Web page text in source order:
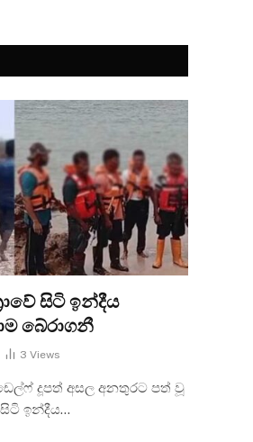
සිටි ඉන්දීය
බේරාගනී
3 Views
ඩෙල්ෆ් දූපත් අසල අනතුරට පත් වූ
සිටි ඉන්දීය…